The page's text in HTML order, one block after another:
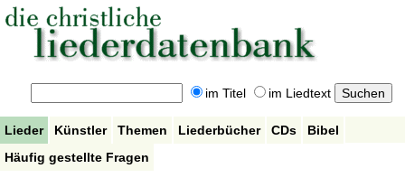
im Titel im Liedtext
Lieder Künstler Themen Liederbücher CDs
Bibel
Häufig gestellte Fragen